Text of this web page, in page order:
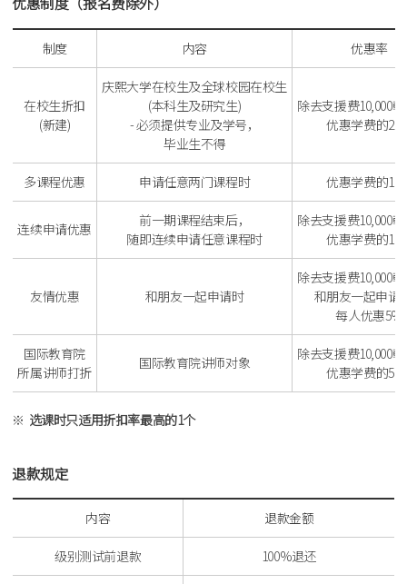
制度 内容 优惠率
在校生折扣
(新建)
庆熙大学在校生及全球校园在校生
(本科生及研究生)
- 必须提供专业及学号，
毕业生不得
除去支援费10,000
优惠学费的
多课程优惠 申请任意两门课程时 优惠学费的
连续申请优惠
前一期课程结束后，
随即连续申请任意课程时
除去支援费10,000
优惠学费的
友情优惠 和朋友一起申请时
除去支援费10,000
和朋友一起申请
每人优惠5%
国际教育院
所属讲师打折
国际教育院讲师对象
除去支援费10,000
优惠学费的
选课时只适用折扣率最高的1个
退款规定
内容 退款金额
级别测试前退款 100%退还